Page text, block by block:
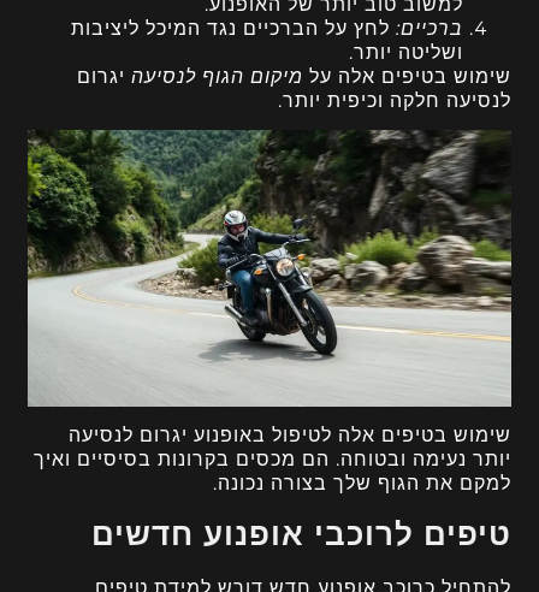
ברכיים: לחץ על הברכיים נגד המיכל ליציבות
ושליטה יותר.
שימוש בטיפים אלה על מיקום הגוף לנסיעה יגרום
לנסיעה חלקה וכיפית יותר.
שימוש בטיפים אלה לטיפול באופנוע יגרום לנסיעה
יותר נעימה ובטוחה. הם מכסים בקרונות בסיסיים ואיך
למקם את הגוף שלך בצורה נכונה.
טיפים לרוכבי אופנוע חדשים
להתחיל כרוכב אופנוע חדש דורש למידת טיפים